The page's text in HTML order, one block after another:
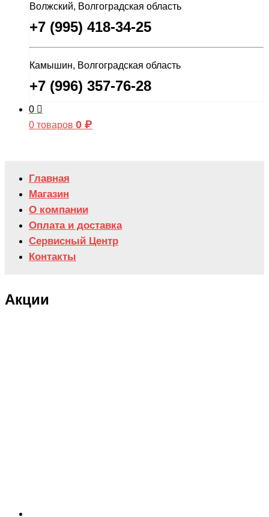
Волжский, Волгоградская область
+7 (995) 418-34-25
Камышин, Волгоградская область
+7 (996) 357-76-28
0
0 товаров 0 ₽
Главная
Магазин
О компании
Оплата и доставка
Сервисный Центр
Контакты
Акции